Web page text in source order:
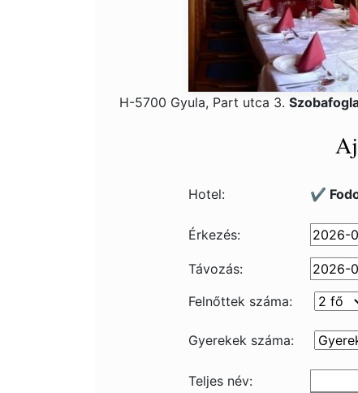
H-5700 Gyula, Part utca 3.
Hotel: ✔️
Érkezés:
Távozás:
Felnőttek száma:
Gyerekek száma:
Teljes név: